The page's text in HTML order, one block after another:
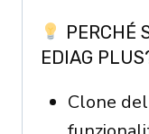
PERCHÉ
EDIAG
Clone